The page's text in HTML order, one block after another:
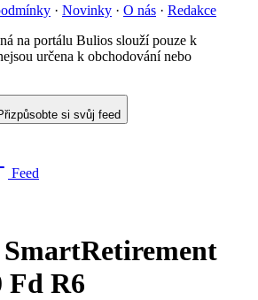
· Novinky · O nás · Redakce
na portálu Bulios slouží pouze k
určena k obchodování nebo
si svůj feed
Feed
Fd R6